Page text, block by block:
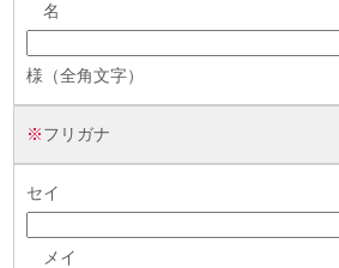
役員一覧
所在地
個人投資家の皆様へ
重要課題（マテリアリティ）
環境
社会
スポーツ振興（ベルーナドーム）
名
様（全角文字）
※フリガナ
セイ
メイ